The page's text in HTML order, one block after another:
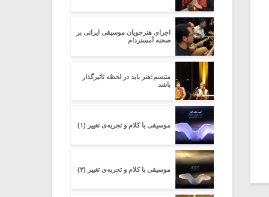
اجرای هنرجویان موسیقی ایرانی بر
صحنه آمستردام
متبسم:هنر باید در لحظه تاثیرگذار
باشد
موسیقی با کلام و تجربه‌ی تغییر (۱)
موسیقی با کلام و تجربه‌ی تغییر (۳)